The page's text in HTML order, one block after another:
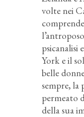
volte nei
psicanalisi
York e il
belle
sempre, la
permeato
della sua